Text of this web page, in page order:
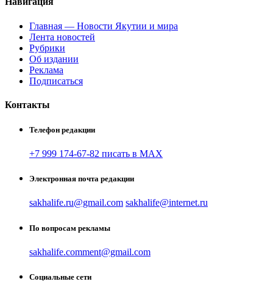
Главная — Новости Якутии и мира
Лента новостей
Рубрики
Об издании
Реклама
Подписаться
Контакты
Телефон редакции
+7 999 174-67-82 писать в MAX
Электронная почта редакции
sakhalife.ru@gmail.com sakhalife@internet.ru
По вопросам рекламы
sakhalife.comment@gmail.com
Социальные сети